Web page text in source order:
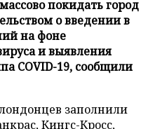
покидать город
о введении в
на фоне
и выявления
COVID-19, сообщили
заполнили
Кингс-Кросс,